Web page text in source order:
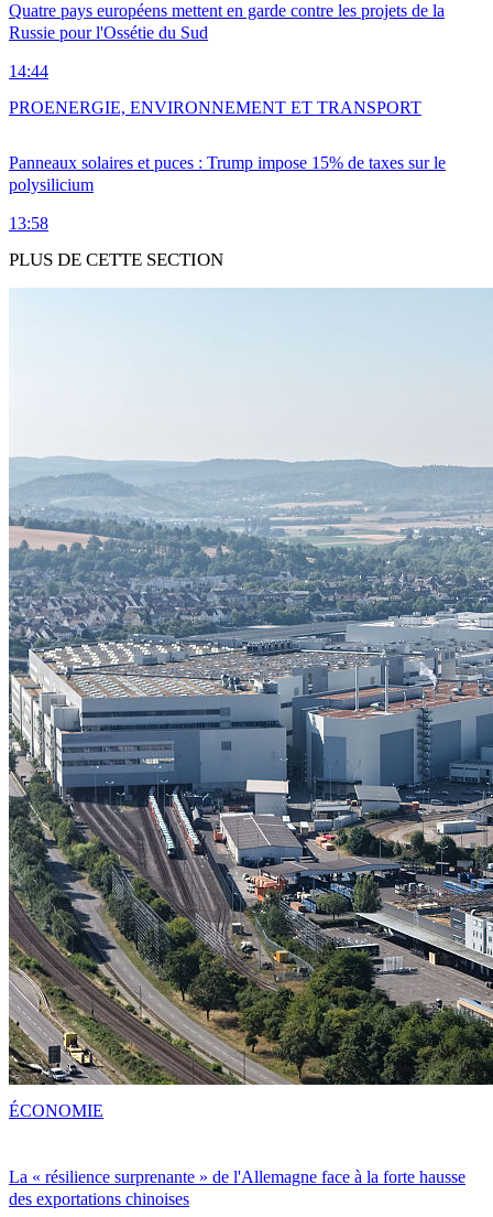
Quatre pays européens mettent en garde contre les projets de la
Russie pour l'Ossétie du Sud
14:44
Panneaux solaires et puces : Trump impose 15% de taxes sur le
polysilicium
13:58
PROENERGIE, ENVIRONNEMENT ET TRANSPORT
PLUS DE CETTE SECTION
La « résilience surprenante » de l'Allemagne face à la forte hausse
des exportations chinoises
ÉCONOMIE